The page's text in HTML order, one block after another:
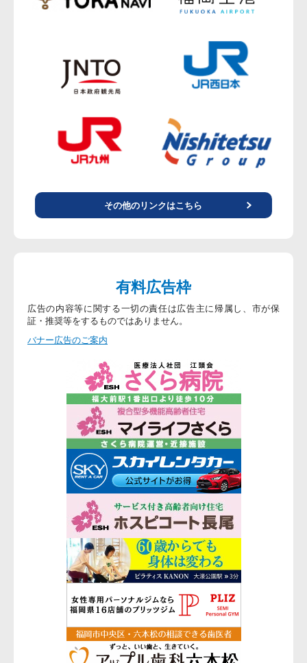
その他のリンクはこちら
有料広告枠
広告の内容等に関する一切の責任は広告主に帰属し、市が保
証・推奨等をするものではありません。
バナー広告のご案内